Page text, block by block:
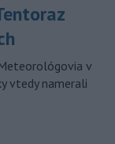
v
vtedy namerali